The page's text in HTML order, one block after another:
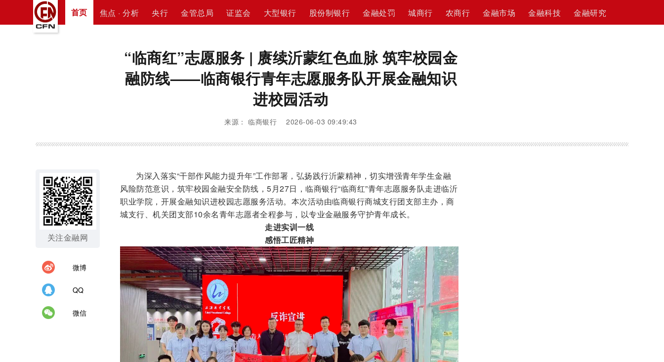
首页 焦点 · 分析 央行 金管总局 证监会 大型银行 股份制银行 金融处罚 城商行 农商行 金融市场 金融科技 金融研究
“临商红”志愿服务 | 赓续沂蒙红色血脉 筑牢校园金
融防线——临商银行青年志愿服务队开展金融知识
进校园活动
来源： 临商银行 2026-06-03 09:49:43
关注金融网
微博
QQ
微信
为深入落实“干部作风能力提升年”工作部署，弘扬践行沂蒙精神，切实增强青年学生金融
风险防范意识，筑牢校园金融安全防线，5月27日，临商银行“临商红”青年志愿服务队走进临沂
职业学院，开展金融知识进校园志愿服务活动。本次活动由临商银行商城支行团支部主办，商
城支行、机关团支部10余名青年志愿者全程参与，以专业金融服务守护青年成长。
走进实训一线
感悟工匠精神